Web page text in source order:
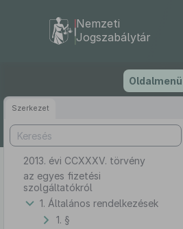
tartalomra
Nemzeti
Jogszabálytár
Oldalmenü
Szerkezet
2013. évi CCXXXV. törvény
az egyes fizetési
szolgáltatókról
1. Általános rendelkezések
1. §